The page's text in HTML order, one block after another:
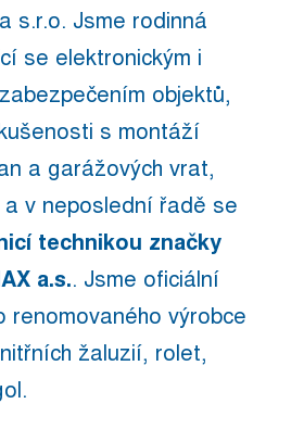
s.r.o. Jsme rodinná
se elektronickým i
objektů,
s montáží
a garážových vrat,
v neposlední řadě se
technikou značky
a.s.. Jsme oficiální
renomovaného výrobce
žaluzií, rolet,